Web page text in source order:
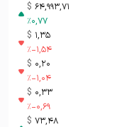
64,993,71
$
%0,77
1,35
$
%-1,54
0,20
$
%-1,04
0,33
$
%-0,69
73,48
$